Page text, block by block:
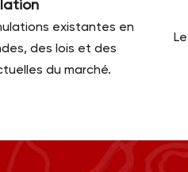
existantes en
des lois et des
du marché.